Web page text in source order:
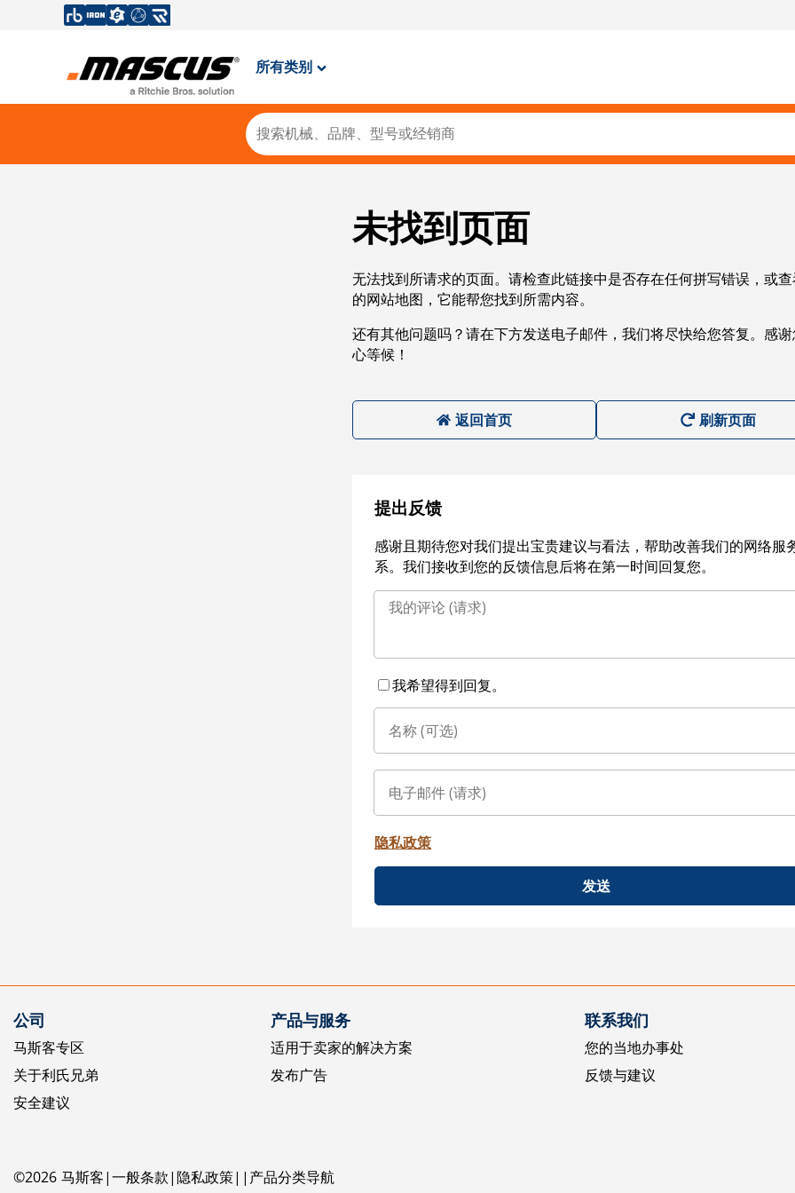
所有类别
未找到页面
无法找到所请求的页面。请检查此链接中是否存在任何拼写错误，或
的网站地图，它能帮您找到所需内容。
还有其他问题吗？请在下方发送电子邮件，我们将尽快给您答复。感
心等候！
返回首页 刷新页面
提出反馈
感谢且期待您对我们提出宝贵建议与看法，帮助改善我们的网络服
系。我们接收到您的反馈信息后将在第一时间回复您。
我希望得到回复。
隐私政策
发送
公司
马斯客专区
关于利氏兄弟
安全建议
产品与服务
适用于卖家的解决方案
发布广告
联系我们
您的当地办事处
反馈与建议
©2026 马斯客 一般条款 隐私政策 产品分类导航